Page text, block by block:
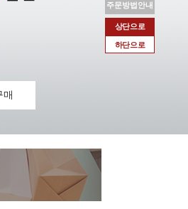
주문방법안내
상단으로
하단으로
매